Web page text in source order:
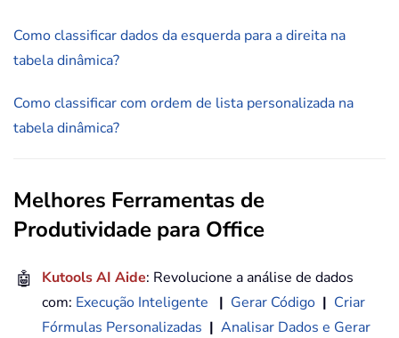
Como classificar dados da esquerda para a direita na
tabela dinâmica?
Como classificar com ordem de lista personalizada na
tabela dinâmica?
Melhores Ferramentas de
Produtividade para Office
🤖 Kutools AI Aide: Revolucione a análise de dados
com: Execução Inteligente | Gerar Código | Criar
Fórmulas Personalizadas | Analisar Dados e Gerar